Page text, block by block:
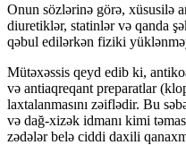
Onun sözlərinə görə, xüsusilə
diuretiklər, statinlər və qanda
qəbul edilərkən fiziki
Mütəxəssis qeyd edib ki,
və antiaqreqant preparatlar
laxtalanmasını zəiflədir. Bu
və dağ-xizək idmanı kimi
zədələr belə ciddi daxili